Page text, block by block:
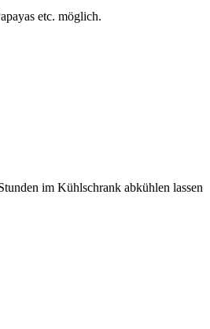
etc. möglich.
im Kühlschrank abkühlen lassen